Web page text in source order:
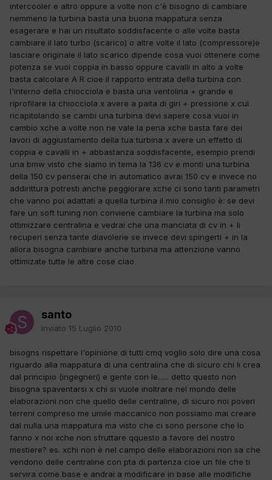
intercooler e altro oppure a volte non c'è bisogno di cambiare
nemmeno la turbina basta una buona mappatura senza
esagerare e hai un risultato soddisfacente o alle volte basta
cambiare il lato turbo (scarico) o altre volte il lato (compressore)e
lasciare originale il lato scarico dipende cosa vuoi ottenere come
potenza se vuoi coppia in basso oppure cavalli in alto a volte
basta calcolare A R cioe il rapporto entrata della turbina con
l'interno della chiocciola e basta una ventolina + grande e
riprofilare la chiocciola x avere a paita di giri + pressione x cui
ricapitolando se cambi una turbina devi sapere cosa vuoi in
cambio xche a volte non ne vale la pena xche basta fare dei
lavori di aggiustamento della tua turbina x avere un effetto di
coppia e cavalli in + abbastanza soddisfacente, esempio prendi
una bmw visto che siamo in tema la 136 cv e monti una turbina
della 150 cv penserai che in automatico avrai 150 cv e invece no
addirittura potresti anche peggiorare xche ci sono tanti parametri
che vanno poi adattati a quella turbina il mio consiglio è: se devi
fare un soft tuning non conviene cambiare la turbina ma solo
ottimizzare centralina e vedrai che una manciata di cv in + li
recuperi senza tante diavolerie se invece devi spingerti + in la
allora bisogna cambiare anche turbina ma attenzione vanno
ottimizate tutte le altre cose ciao
santo
Inviato 15 Luglio 2010
bisogns rispettare l'opinione di tutti cmq voglio solo dire una cosa
riguardo alla mappatura di una centralina che di sicuro chi li crea
dal principio (ingegneri) e gente con le...... detto questo non
bisogna spaventarsi x chi si vuole inoltrare nel mondo delle
elaborazioni non che quello delle centraline, di sicuro noi poveri
terreni compreso me umile maccanico non possiamo mai creare
dal nulla una mappatura ma visto che ci sono persone che lo
fanno x noi xche non sfruttare qquesto a favore del nostro
mestiere? es. xchi non è nel campo delle elaborazioni non sa che
vendono delle centraline con pta di partenza cioe un file che ti
servira come base e andrai a modificare in base alle modifiche